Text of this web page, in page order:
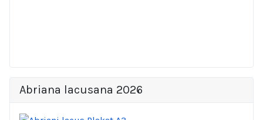
Abriana lacusana 2026